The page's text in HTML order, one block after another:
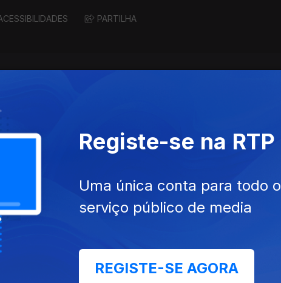
PARTILHA
Registe-se na RTP
Uma única conta para todo o
serviço público de media
REGISTE-SE AGORA